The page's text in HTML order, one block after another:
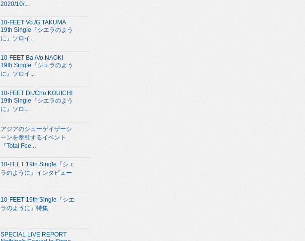
2020/10/...
10-FEET Vo./G.TAKUMA
19th Single『シエラのよう
に』ソロイ...
10-FEET Ba./Vo.NAOKI
19th Single『シエラのよう
に』ソロイ...
10-FEET Dr./Cho.KOUICHI
19th Single『シエラのよう
に』ソロ...
アジアのシューゲイザーシ
ーンを牽引するイベント
『Total Fee...
10-FEET 19th Single『シエ
ラのように』インタビュー
10-FEET 19th Single『シエ
ラのように』特集
SPECIAL LIVE REPORT